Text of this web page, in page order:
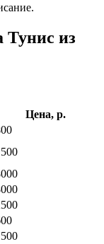
Тунис из
Цена, р.